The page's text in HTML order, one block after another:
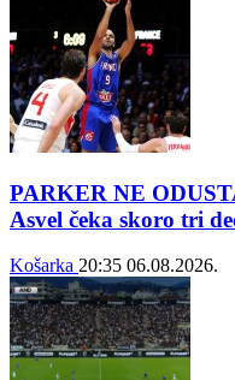
PARKER NE
Asvel čeka skoro tri
Košarka 20:35 06.08.2026.